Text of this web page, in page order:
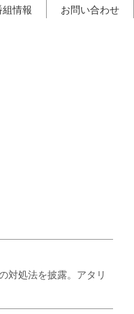
組情報 お問い合わせ
対処法を披露。アタリ